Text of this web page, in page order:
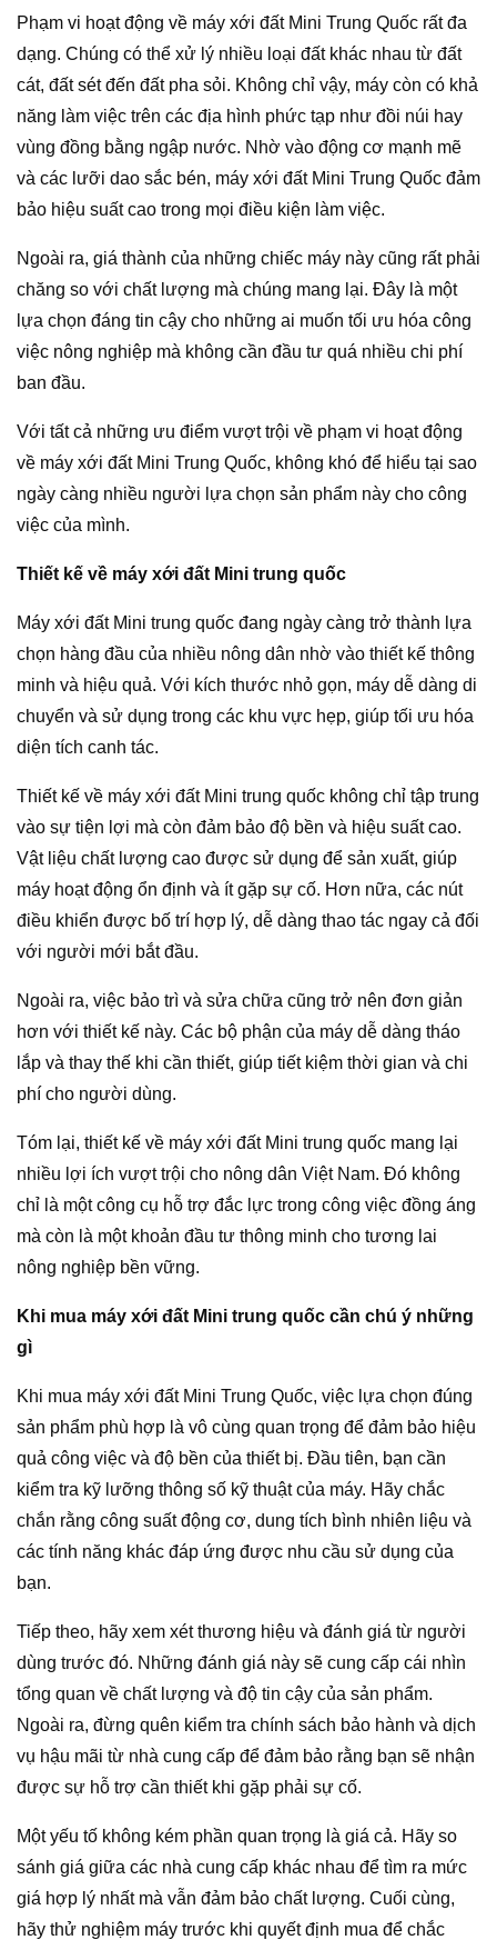
Phạm vi hoạt động về máy xới đất Mini Trung Quốc rất đa
dạng. Chúng có thể xử lý nhiều loại đất khác nhau từ đất
cát, đất sét đến đất pha sỏi. Không chỉ vậy, máy còn có khả
năng làm việc trên các địa hình phức tạp như đồi núi hay
vùng đồng bằng ngập nước. Nhờ vào động cơ mạnh mẽ
và các lưỡi dao sắc bén, máy xới đất Mini Trung Quốc đảm
bảo hiệu suất cao trong mọi điều kiện làm việc.
Ngoài ra, giá thành của những chiếc máy này cũng rất phải
chăng so với chất lượng mà chúng mang lại. Đây là một
lựa chọn đáng tin cậy cho những ai muốn tối ưu hóa công
việc nông nghiệp mà không cần đầu tư quá nhiều chi phí
ban đầu.
Với tất cả những ưu điểm vượt trội về phạm vi hoạt động
về máy xới đất Mini Trung Quốc, không khó để hiểu tại sao
ngày càng nhiều người lựa chọn sản phẩm này cho công
việc của mình.
Thiết kế về máy xới đất Mini trung quốc
Máy xới đất Mini trung quốc đang ngày càng trở thành lựa
chọn hàng đầu của nhiều nông dân nhờ vào thiết kế thông
minh và hiệu quả. Với kích thước nhỏ gọn, máy dễ dàng di
chuyển và sử dụng trong các khu vực hẹp, giúp tối ưu hóa
diện tích canh tác.
Thiết kế về máy xới đất Mini trung quốc không chỉ tập trung
vào sự tiện lợi mà còn đảm bảo độ bền và hiệu suất cao.
Vật liệu chất lượng cao được sử dụng để sản xuất, giúp
máy hoạt động ổn định và ít gặp sự cố. Hơn nữa, các nút
điều khiển được bố trí hợp lý, dễ dàng thao tác ngay cả đối
với người mới bắt đầu.
Ngoài ra, việc bảo trì và sửa chữa cũng trở nên đơn giản
hơn với thiết kế này. Các bộ phận của máy dễ dàng tháo
lắp và thay thế khi cần thiết, giúp tiết kiệm thời gian và chi
phí cho người dùng.
Tóm lại, thiết kế về máy xới đất Mini trung quốc mang lại
nhiều lợi ích vượt trội cho nông dân Việt Nam. Đó không
chỉ là một công cụ hỗ trợ đắc lực trong công việc đồng áng
mà còn là một khoản đầu tư thông minh cho tương lai
nông nghiệp bền vững.
Khi mua máy xới đất Mini trung quốc cần chú ý những
gì
Khi mua máy xới đất Mini Trung Quốc, việc lựa chọn đúng
sản phẩm phù hợp là vô cùng quan trọng để đảm bảo hiệu
quả công việc và độ bền của thiết bị. Đầu tiên, bạn cần
kiểm tra kỹ lưỡng thông số kỹ thuật của máy. Hãy chắc
chắn rằng công suất động cơ, dung tích bình nhiên liệu và
các tính năng khác đáp ứng được nhu cầu sử dụng của
bạn.
Tiếp theo, hãy xem xét thương hiệu và đánh giá từ người
dùng trước đó. Những đánh giá này sẽ cung cấp cái nhìn
tổng quan về chất lượng và độ tin cậy của sản phẩm.
Ngoài ra, đừng quên kiểm tra chính sách bảo hành và dịch
vụ hậu mãi từ nhà cung cấp để đảm bảo rằng bạn sẽ nhận
được sự hỗ trợ cần thiết khi gặp phải sự cố.
Một yếu tố không kém phần quan trọng là giá cả. Hãy so
sánh giá giữa các nhà cung cấp khác nhau để tìm ra mức
giá hợp lý nhất mà vẫn đảm bảo chất lượng. Cuối cùng,
hãy thử nghiệm máy trước khi quyết định mua để chắc